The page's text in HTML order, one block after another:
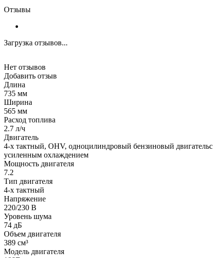
Отзывы
Загрузка отзывов...
Нет отзывов
Добавить отзыв
Длина
735 мм
Ширина
565 мм
Расход топлива
2.7 л/ч
Двигатель
4-х тактный, OHV, одноцилиндровый бензиновый двигательс
усиленным охлаждением
Мощность двигателя
7.2
Тип двигателя
4-х тактный
Напряжение
220/230 В
Уровень шума
74 дБ
Объем двигателя
389 см³
Модель двигателя